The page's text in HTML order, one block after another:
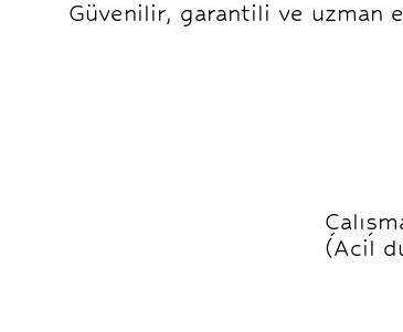
Güvenilir, garantili ve uzman
(Acil